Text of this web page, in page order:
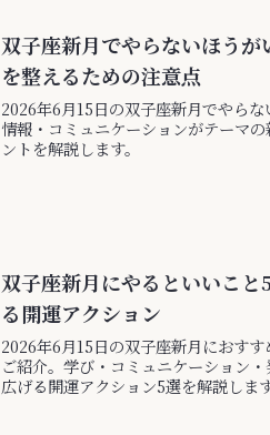
双子座新月でやらないほう
を整えるための注意点
2026年6月15日の双子座新月でやらな
情報・コミュニケーションがテーマ
ントを解説します。
双子座新月にやるといいこ
る開運アクション
2026年6月15日の双子座新月におす
ご紹介。学び・コミュニケーション
広げる開運アクション5選を解説します